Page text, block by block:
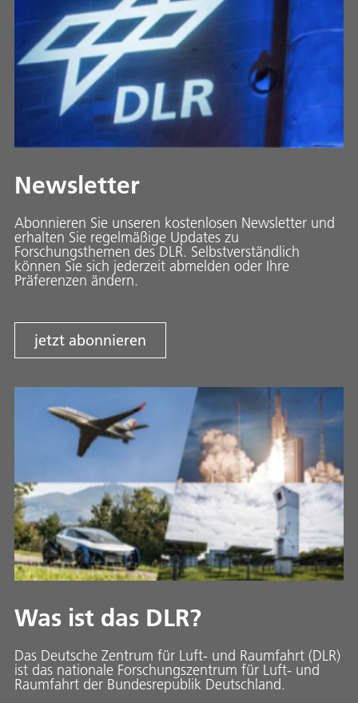
Newsletter
Abonnieren Sie unseren kostenlosen Newsletter und
erhalten Sie regelmäßige Updates zu
Forschungsthemen des DLR. Selbstverständlich
können Sie sich jederzeit abmelden oder Ihre
Präferenzen ändern.
jetzt abonnieren
Was ist das DLR?
Das Deutsche Zentrum für Luft- und Raumfahrt (DLR)
ist das nationale Forschungszentrum für Luft- und
Raumfahrt der Bundesrepublik Deutschland.